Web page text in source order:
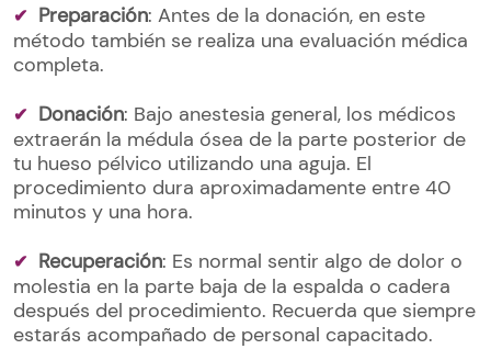
Preparación: Antes de la donación, en este
método también se realiza una evaluación médica
completa.
Donación: Bajo anestesia general, los médicos
extraerán la médula ósea de la parte posterior de
tu hueso pélvico utilizando una aguja. El
procedimiento dura aproximadamente entre 40
minutos y una hora.
Recuperación: Es normal sentir algo de dolor o
molestia en la parte baja de la espalda o cadera
después del procedimiento. Recuerda que siempre
estarás acompañado de personal capacitado.